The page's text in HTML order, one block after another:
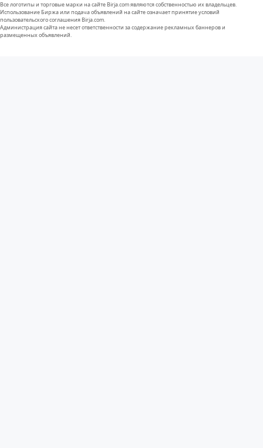
Все логотипы и торговые марки на сайте Birja.com являются собственностью их владельцев.
Использование Биржа или подача объявлений на сайте означает принятие условий
пользовательского соглашения Birja.com.
Администрация сайта не несет ответственности за содержание рекламных баннеров и
размещенных объявлений.